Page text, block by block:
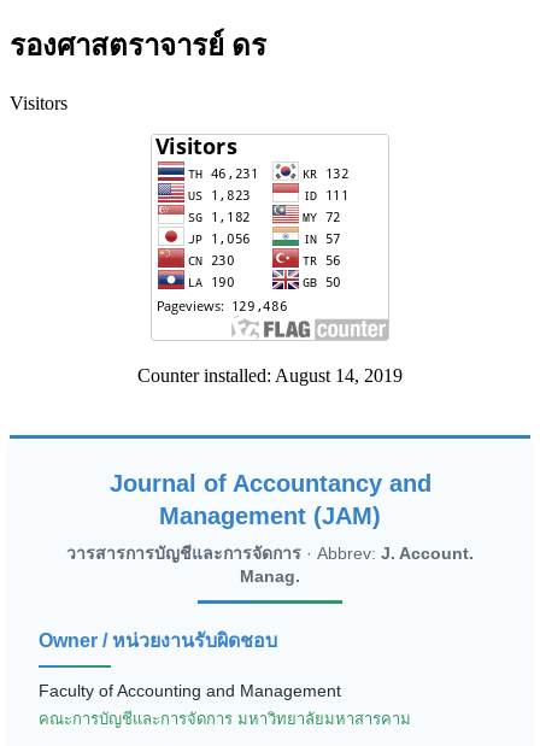
รองศาสตราจารย์ ดร
Visitors
Counter installed: August 14, 2019
Journal of Accountancy and
Management (JAM)
วารสารการบัญชีและการจัดการ · Abbrev: J. Account.
Manag.
Owner / หน่วยงานรับผิดชอบ
Faculty of Accounting and Management
คณะการบัญชีและการจัดการ มหาวิทยาลัยมหาสารคาม